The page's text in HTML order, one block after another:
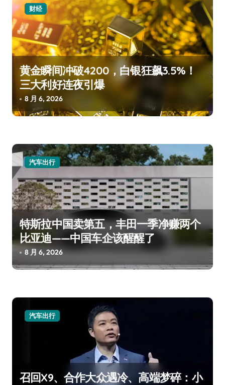
财经
黄金瞬间冲破4200，白银狂飙3.5%！
三大利好连夜引爆
8 月 6, 2026
汽车出行
特斯拉中国卖第五，丰田一季净赚两个
比亚迪——中国车企该醒醒了
8 月 6, 2026
汽车出行
召回X9、合作大众遇冷、高端梦碎：小